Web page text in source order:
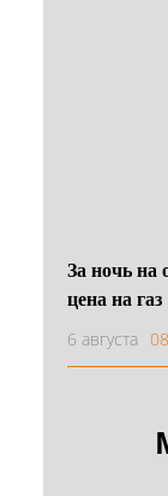
За ночь на
цена на газ
6 августа